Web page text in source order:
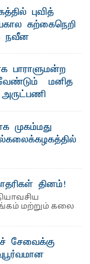
என்னால்
மாணவரும் ...
புவித்
கற்கைநெறி
நவீன
கலாசார
பாராளுமன்ற
– மனித
அரசுசாரா
...
முகம்மது
தினம்!
மற்றும் கலை
சேவைக்கு